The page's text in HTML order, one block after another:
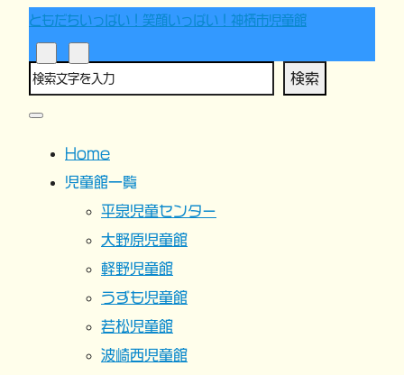
ともだちいっぱい！笑顔いっぱい！神栖市児童館
検索
Home
児童館一覧
平泉児童センター
大野原児童館
軽野児童館
うずも児童館
若松児童館
波崎西児童館